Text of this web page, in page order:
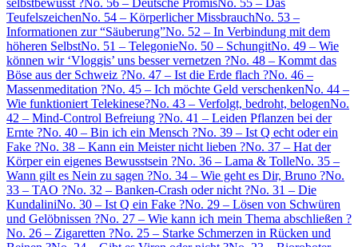
selbstbewusst ?No. 56 – Deutsche PromisNo. 55 – Das
TeufelszeichenNo. 54 – Körperlicher MissbrauchNo. 53 –
Informationen zur “Säuberung”No. 52 – In Verbindung mit dem
höheren SelbstNo. 51 – TelegonieNo. 50 – SchungitNo. 49 – Wie
können wir ‘Vloggis’ uns besser vernetzen ?No. 48 – Kommt das
Böse aus der Schweiz ?No. 47 – Ist die Erde flach ?No. 46 –
Massenmeditation ?No. 45 – Ich möchte Geld verschenkenNo. 44 –
Wie funktioniert Telekinese?No. 43 – Verfolgt, bedroht, belogenNo.
42 – Mind-Control Befreiung ?No. 41 – Leiden Pflanzen bei der
Ernte ?No. 40 – Bin ich ein Mensch ?No. 39 – Ist Q echt oder ein
Fake ?No. 38 – Kann ein Meister nicht lieben ?No. 37 – Hat der
Körper ein eigenes Bewusstsein ?No. 36 – Lama & TolleNo. 35 –
Wann gilt es Nein zu sagen ?No. 34 – Wie geht es Dir, Bruno ?No.
33 – TAO ?No. 32 – Banken-Crash oder nicht ?No. 31 – Die
KundaliniNo. 30 – Ist Q ein Fake ?No. 29 – Lösen von Schwüren
und Gelöbnissen ?No. 27 – Wie kann ich mein Thema abschließen ?
No. 26 – Zigaretten ?No. 25 – Starke Schmerzen in Rücken und